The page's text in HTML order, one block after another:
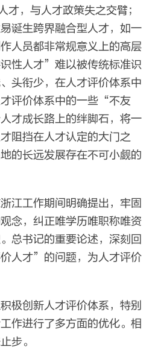
才，与人才政策失之交臂；
诞生跨界融合型人才，如一
人员都非常规意义上的高层
性人才”难以被传统标准识
头衔少，在人才评价体系中
价体系中的一些“不友
才成长路上的绊脚石，将一
阻挡在人才认定的大门之
的长远发展存在不可小觑的
江工作期间明确提出，牢固
念，纠正唯学历唯职称唯资
总书记的重要论述，深刻回
人才”的问题，为人才评价
极创新人才评价体系，特别
作进行了多方面的优化。相
步。